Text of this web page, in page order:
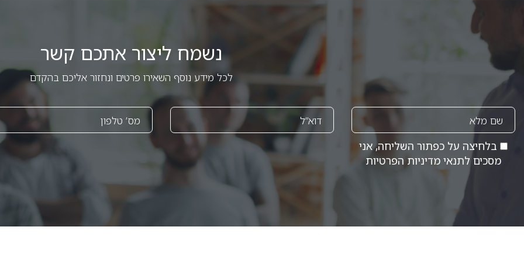
נשמח ליצור אתכם קשר
לכל מידע נוסף השאירו פרטים ונחזור אליכם בהקדם
בלחיצה על כפתור השליחה, אני
מסכים לתנאי מדיניות הפרטיות